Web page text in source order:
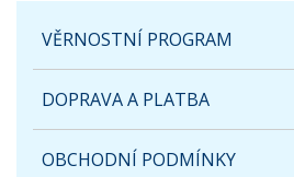
VĚRNOSTNÍ PROGRAM
DOPRAVA A PLATBA
OBCHODNÍ PODMÍNKY